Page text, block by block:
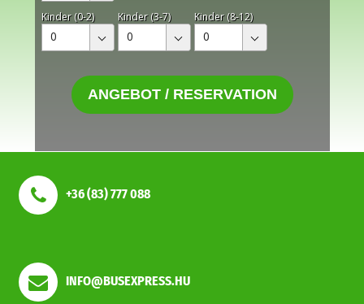
Kinder (0-2)
0
Kinder (3-7)
0
Kinder (8-12)
0
ANGEBOT / RESERVATION
+36 (83) 777 088
INFO@BUSEXPRESS.HU